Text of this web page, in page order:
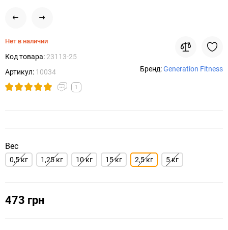
Нет в наличии
Код товара: 23113-25
Артикул: 10034
1
Бренд:Generation Fitness
Вес
0,5 кг 1,25 кг 10 кг 15 кг 2,5 кг 5 кг
473 грн